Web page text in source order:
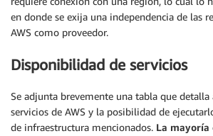
en donde se exija una independencia de las
AWS como proveedor.
Disponibilidad de servicios
Se adjunta brevemente una tabla que detalla
servicios de AWS y la posibilidad de
de infraestructura mencionados. La mayoría